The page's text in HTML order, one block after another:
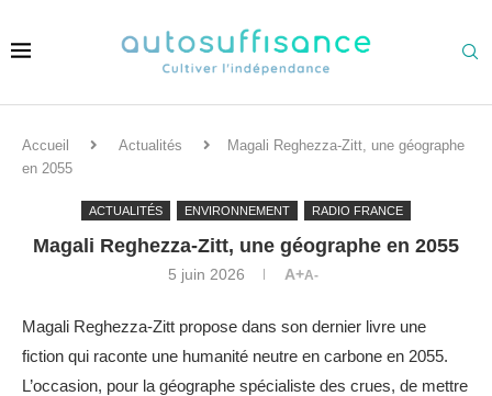
Accueil Actualités
Magali Reghezza-Zitt, une géographe
en 2055
ACTUALITÉS ENVIRONNEMENT RADIO FRANCE
Magali Reghezza-Zitt, une géographe en 2055
5 juin 2026 A+A-
Magali Reghezza-Zitt propose dans son dernier livre une
fiction qui raconte une humanité neutre en carbone en 2055.
L’occasion, pour la géographe spécialiste des crues, de mettre